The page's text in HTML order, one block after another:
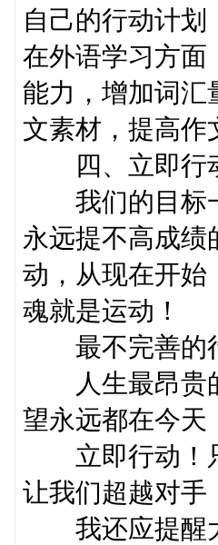
自己的行动计
在外语学习方面
能力，增加词汇
文素材，提高作
四、立即行
我们的目标一
永远提不高成绩
动，从现在开始
魂就是运动！
最不完善的行
人生最昂贵的
望永远都在今天
立即行动！只
让我们超越对手
我还应提醒大